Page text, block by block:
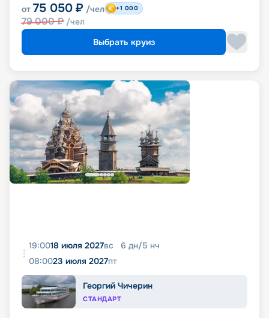
от 75 050 ₽ /чел
79 000₽ /чел
+1 000
Выбрать круиз
19:0018 июля 2027вс 6 дн/5 нч
08:0023 июля 2027пт
Георгий Чичерин
СТАНДАРТ